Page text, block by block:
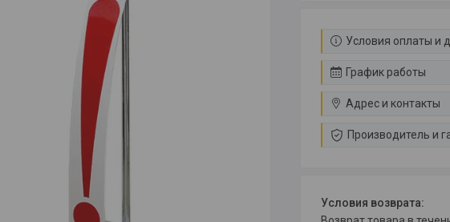
Условия оплаты и
График работы
Адрес и контакты
Производитель и